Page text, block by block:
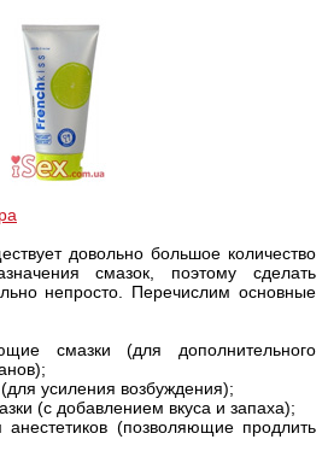
довольно большое количество
смазок, поэтому сделать
непросто. Перечислим основные
смазки (для дополнительного
усиления возбуждения);
(с добавлением вкуса и запаха);
(позволяющие продлить